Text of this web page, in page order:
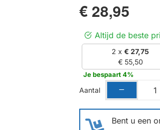
€ 28,95
Altijd de beste
2 x€ 27,75
€ 55,50
Je bespaart 4%
Bent u een
Aantal